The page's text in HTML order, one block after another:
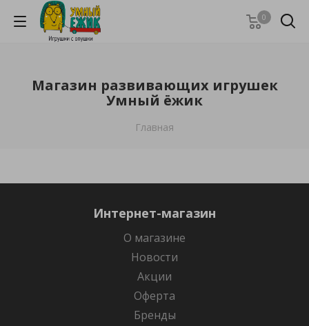
0
Магазин развивающих игрушек
Умный ёжик
Главная
Интернет-магазин
О магазине
Новости
Акции
Оферта
Бренды